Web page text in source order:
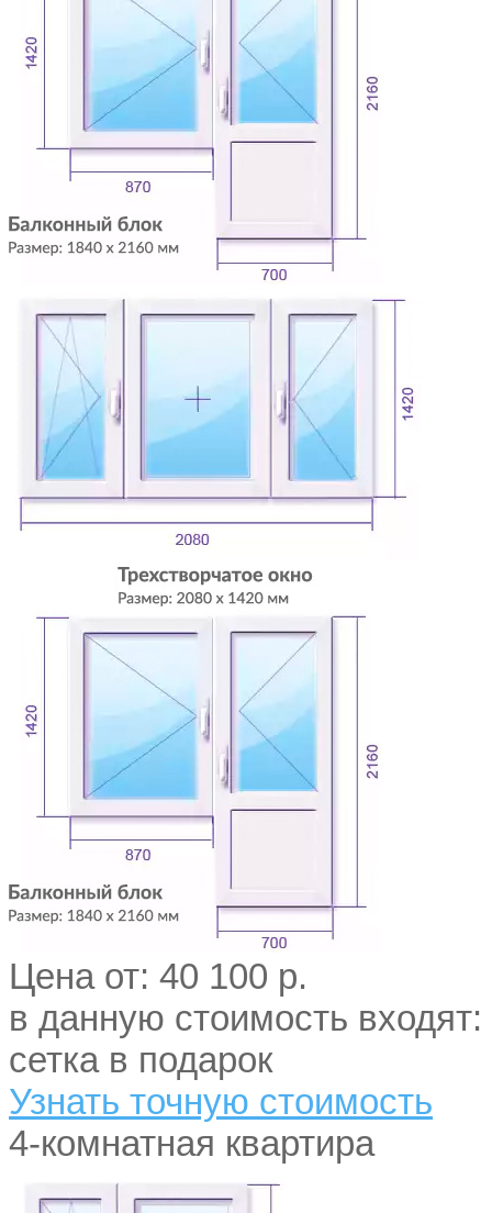
Цена от: 40 100 р.
в данную стоимость
сетка в подарок
Узнать точную стоимость
4-комнатная квартира